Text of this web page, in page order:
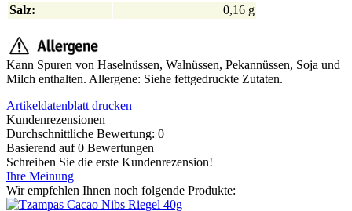
Salz:
0,16 g
Kann Spuren von Haselnüssen, Walnüssen, Pekannüssen, Soja und
Milch enthalten. Allergene: Siehe fettgedruckte Zutaten.
Artikeldatenblatt drucken
Kundenrezensionen
Durchschnittliche Bewertung: 0
Basierend auf 0 Bewertungen
Schreiben Sie die erste Kundenrezension!
Ihre Meinung
Wir empfehlen Ihnen noch folgende Produkte: